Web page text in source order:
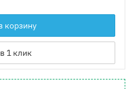
корзину
1 клик